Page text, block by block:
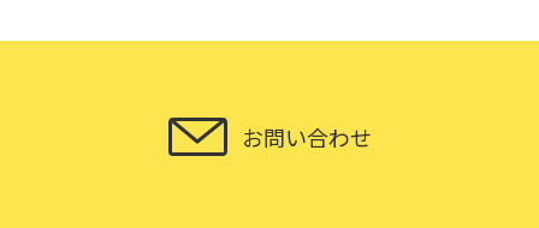
お問い合わせ